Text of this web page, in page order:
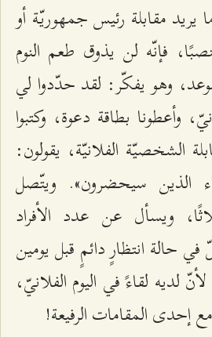
يريد مقابلة رئيس جمهوريّة أو
فإنّه لن يذوق طعم النوم
وهو يفكّر: لقد حدّدوا لي
وأعطونا بطاقة دعوة، وكتبوا
الشخصيّة الفلانيّة، يقولون:
الذين سيحضرون». ويتّصل
ويسأل عن عدد الأفراد
حالة انتظارٍ دائمٍ قبل يومين
لديه لقاءً في اليوم الفلانيّ،
إحدى المقامات الرفيعة!